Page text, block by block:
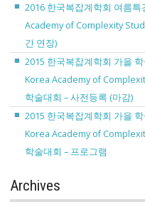
2016 한국복잡계학회 여름
Academy of Complexity
간 연장)
2015 한국복잡계학회 가을
Korea Academy of
학술대회 – 사전등록 (마감)
2015 한국복잡계학회 가을
Korea Academy of
학술대회 – 프로그램
Archives